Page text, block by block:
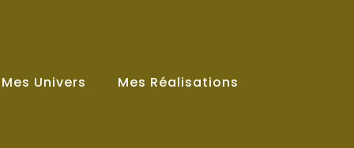
Mes Univers Mes Réalisations